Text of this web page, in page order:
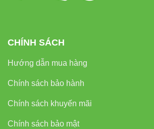
CHÍNH SÁCH
Hướng dẫn mua hàng
Chính sách bảo hành
Chính sách khuyến mãi
Chính sách bảo mật